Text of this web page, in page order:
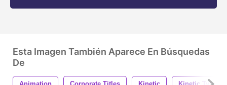
Esta Imagen También Aparece En Búsquedas
De